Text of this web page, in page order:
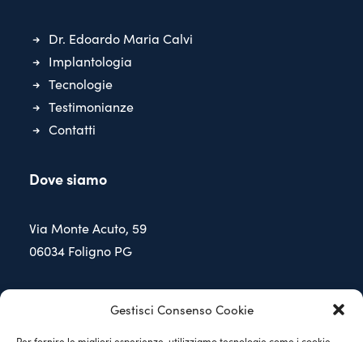
Gestisci Consenso Cookie
Dr. Edoardo Maria Calvi
Implantologia
Tecnologie
Testimonianze
Contatti
Dove siamo
Via Monte Acuto, 59
06034 Foligno PG